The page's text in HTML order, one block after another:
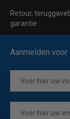
Retour,
garantie
Aanmelden